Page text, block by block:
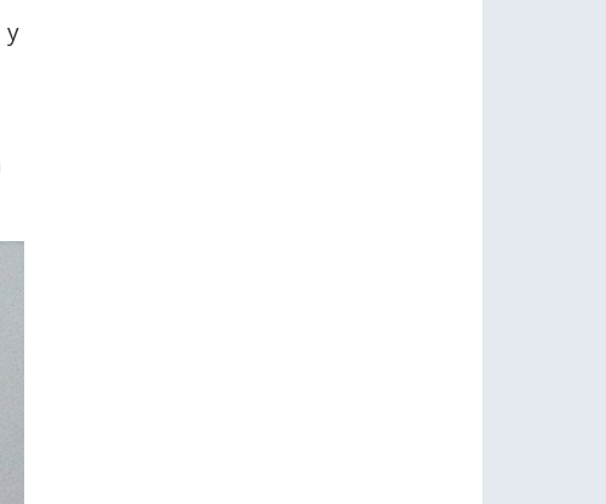
y